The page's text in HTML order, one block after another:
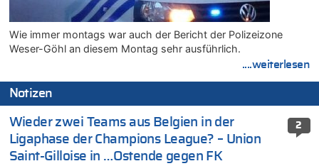
Wie immer montags war auch der Bericht der Polizeizone
Weser-Göhl an diesem Montag sehr ausführlich.
....weiterlesen
Notizen
2
Wieder zwei Teams aus Belgien in der
Ligaphase der Champions League? – Union
Saint-Gilloise in …Ostende gegen FK